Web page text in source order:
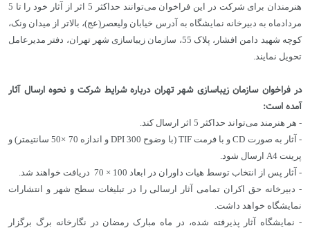
هنرمندان برای شرکت در این فراخوان می‌توانند حداکثر 5 اثر از آثار خود را تا 5
مردادماه به دبیرخانه نمایشگاه به آدرس خیابان ولیعصر(عج)، بالاتر از میدان ونک،
کوچه شهید دامن افشار، پلاک 55، سازمان زیباسازی شهر تهران، دفتر مدیرعامل
تحویل نمایند.
در فراخوان سازمان زیباسازی شهر تهران درباره شرایط شرکت و نحوه ارسال آثار
آمده است:
- هر هنرمند می‌تواند حداکثر 5 اثر ارسال کند.
- آثار به صورت CD و با فرمت TIF (با وضوح DPI 300 و اندازه 70 ×50 سانتیمتر) و
پرینت A4 ارسال شود.
- آثار پس از انتخاب توسط هیات داوران در ابعاد 100 × 70 دریافت خواهند شد.
- دبیرخانه حق اکران تمامی آثار ارسالی را در تبلیغات سطح شهر و انتشارات
نمایشگاه خواهد داشت.
- نمایشگاه آثار پذیرفته شده، در ماه مبارک رمضان در نگارخانه برگ برگزار